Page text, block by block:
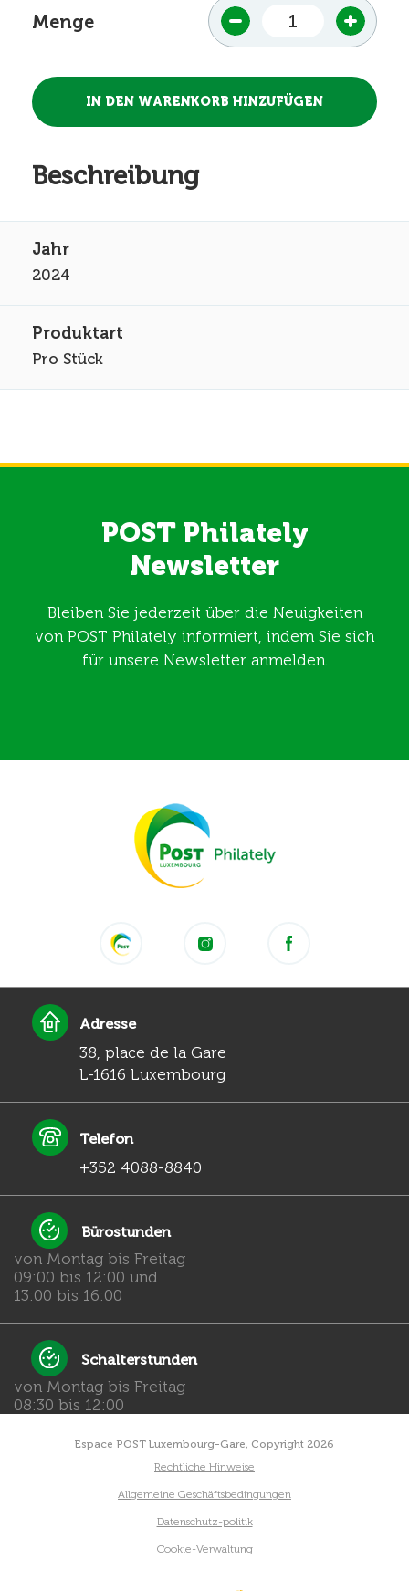
Menge
Beschreibung
2024
Pro Stück
POST Philately
Newsletter
Bleiben Sie jederzeit über die Neuigkeiten
von POST Philately informiert, indem Sie sich
für unsere Newsletter anmelden.
Adresse
38, place de la Gare
L-1616 Luxembourg
Telefon
+352 4088-8840
Bürostunden
von Montag bis Freitag
09:00 bis 12:00 und
13:00 bis 16:00
Schalterstunden
von Montag bis Freitag
08:30 bis 12:00